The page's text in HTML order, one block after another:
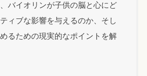
バイオリンが子供の脳と心にど
ィブな影響を与えるのか、そし
るための現実的なポイントを解